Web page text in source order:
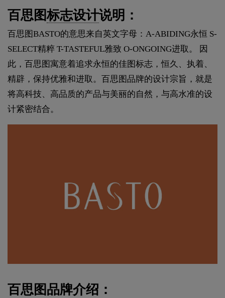
百思图标志设计说明：
百思图BASTO的意思来自英文字母：A-ABIDING永恒 S-
SELECT精粹 T-TASTEFUL雅致 O-ONGOING进取。 因
此，百思图寓意着追求永恒的佳图标志，恒久、执着、
精辟，保持优雅和进取。百思图品牌的设计宗旨，就是
将高科技、高品质的产品与美丽的自然，与高水准的设
计紧密结合。
百思图品牌介绍：